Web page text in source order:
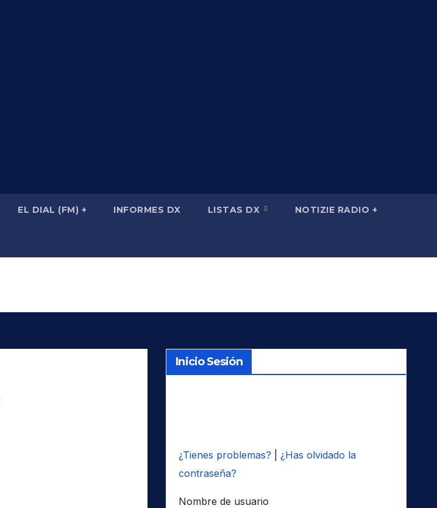
EL DIAL (FM) + INFORMES DX LISTAS DX NOTIZIE RADIO +
Inicio Sesión
¿Tienes problemas?
¿Has olvidado la
contraseña?
Nombre de usuario